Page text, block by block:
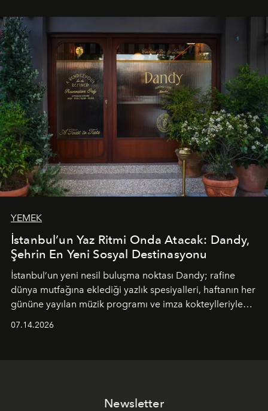
tematik gastronomi geceleri misafirlerle buluşuyor.
Paylaşıma, lezzete ve müziğe odaklanan bu özel
akşamlar, YAZ’ın sade lüks anlayışını gün batımından
geceye taşıyarak her hafta farklı bir deneyim sunuyor.
YEMEK
İstanbul’un Yaz Ritmi Onda Atacak: Dandy,
Şehrin En Yeni Sosyal Destinasyonu
İstanbul’un yeni nesil buluşma noktası Dandy; rafine
dünya mutfağına eklediği yazlık spesiyalleri, haftanın her
gününe yayılan müzik programı ve imza kokteylleriyle
07.14.2026
Newsletter